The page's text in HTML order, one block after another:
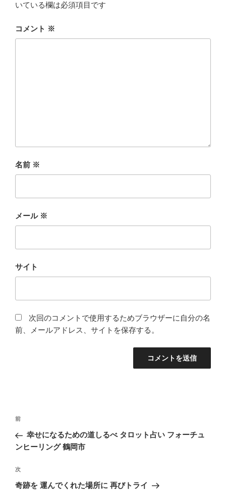
いている欄は必須項目です
コメント ※
名前 ※
メール ※
サイト
次回のコメントで使用するためブラウザーに自分の名
前、メールアドレス、サイトを保存する。
投
ナ
ゲ
ー
前
の
投
前
幸せになるための道しるべ タロット占い フォーチュ
ンヒーリング 鶴岡市
次
の
次
奇跡を 運んでくれた場所に 再びトライ